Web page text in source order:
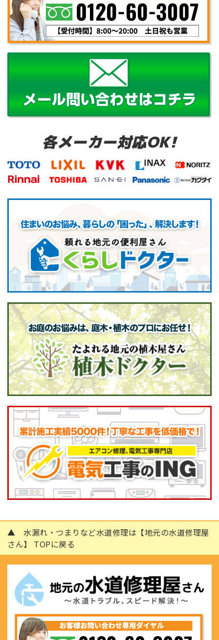
各メーカー対応OK!
▲ 水漏れ・つまりなど水道修理は【地元の水道修理屋
さん】 TOPに戻る